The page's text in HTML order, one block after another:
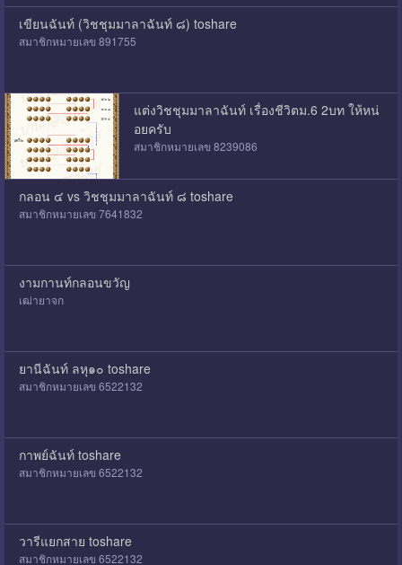
เขียนฉันท์ (วิชชุมมาลาฉันท์ ๘) toshare
สมาชิกหมายเลข 891755
แต่งวิชชุมมาลาฉันท์ เรื่องชีวิตม.6 2บท ให้หน่
อยครับ
สมาชิกหมายเลข 8239086
กลอน ๔ vs วิชชุมมาลาฉันท์ ๘ toshare
สมาชิกหมายเลข 7641832
งามกานท์กลอนขวัญ
เฒ่ายาจก
ยานีฉันท์ ลหุ๑๐ toshare
สมาชิกหมายเลข 6522132
กาพย์ฉันท์ toshare
สมาชิกหมายเลข 6522132
วารีแยกสาย toshare
สมาชิกหมายเลข 6522132